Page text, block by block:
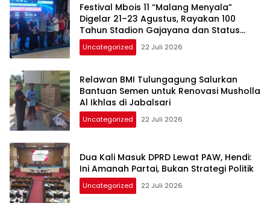
Festival Mbois 11 “Malang Menyala”
Digelar 21–23 Agustus, Rayakan 100
Tahun Stadion Gajayana dan Status
UNESCO
Uncategorized 22 Juli 2026
Relawan BMI Tulungagung Salurkan
Bantuan Semen untuk Renovasi Musholla
Al Ikhlas di Jabalsari
Uncategorized 22 Juli 2026
Dua Kali Masuk DPRD Lewat PAW, Hendi:
Ini Amanah Partai, Bukan Strategi Politik
Uncategorized 22 Juli 2026